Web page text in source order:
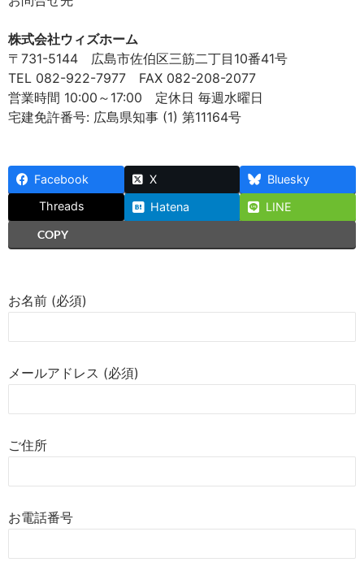
株式会社ウィズホーム
〒731-5144 広島市佐伯区三筋二丁目10番41号
TEL 082-922-7977 FAX 082-208-2077
営業時間 10:00～17:00 定休日 毎週水曜日
宅建免許番号: 広島県知事 (1) 第11164号
Facebook X
Bluesky
Threads
Hatena
LINE
COPY
お名前 (必須)
メールアドレス (必須)
ご住所
お電話番号